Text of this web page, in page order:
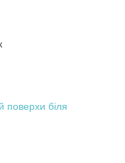
поверхи біля